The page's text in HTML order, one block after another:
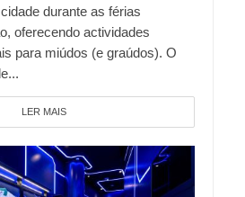
durante as férias
oferecendo actividades
para miúdos (e graúdos). O
LER MAIS